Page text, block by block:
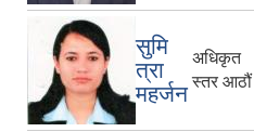
सुमि
त्रा
महर्जन
अधिकृत
स्तर आठौं